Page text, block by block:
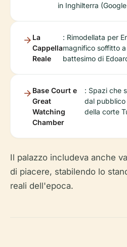
in Inghilterra
La
Cappella
Reale
: Rimodellata per
magnifico soffitto
battesimo di
Base Court e
Great
Watching
Chamber
: Spazi che
dal
della corte
Il palazzo includeva anche
di piacere, stabilendo lo
reali dell'epoca.